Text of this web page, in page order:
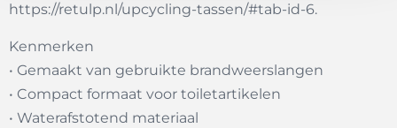
https://retulp.nl/upcycling-tassen/#tab-id-6.
Kenmerken
• Gemaakt van gebruikte brandweerslangen
• Compact formaat voor toiletartikelen
• Waterafstotend materiaal